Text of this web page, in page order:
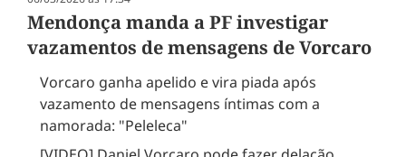
Mendonça manda a PF investigar
vazamentos de mensagens de Vorcaro
Vorcaro ganha apelido e vira piada após
vazamento de mensagens íntimas com a
namorada: "Peleleca"